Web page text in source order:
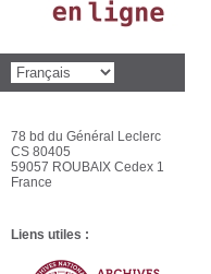
78 bd du Général Leclerc
CS 80405
59057 ROUBAIX Cedex 1
France
Liens utiles :